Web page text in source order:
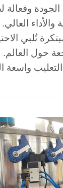
وفعالة
تُلبي